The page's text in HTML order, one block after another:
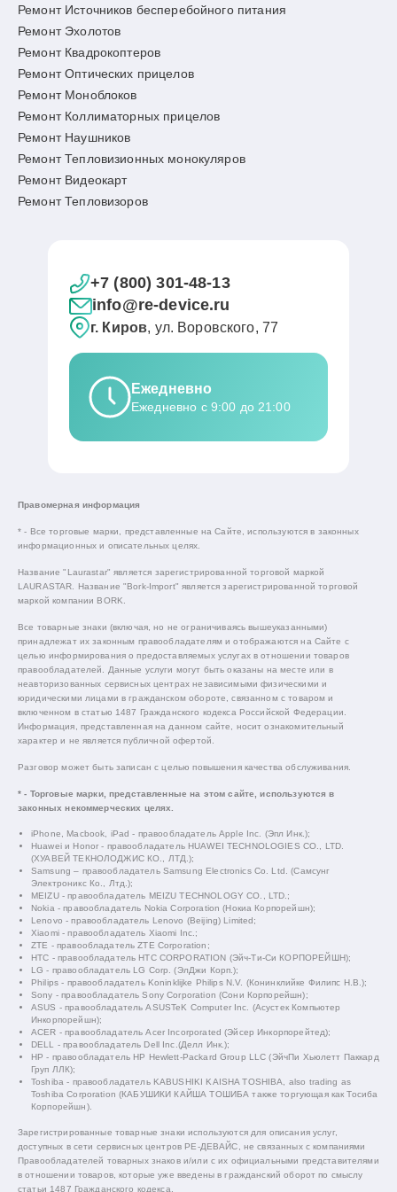
Ремонт Источников бесперебойного питания
Ремонт Эхолотов
Ремонт Квадрокоптеров
Ремонт Оптических прицелов
Ремонт Моноблоков
Ремонт Коллиматорных прицелов
Ремонт Наушников
Ремонт Тепловизионных монокуляров
Ремонт Видеокарт
Ремонт Тепловизоров
+7 (800) 301-48-13
info@re-device.ru
г. Киров, ул. Воровского, 77
Ежедневно
Ежедневно с 9:00 до 21:00
Правомерная информация
* - Все торговые марки, представленные на Сайте, используются в законных
информационных и описательных целях.
Название "Laurastar" является зарегистрированной торговой маркой
LAURASTAR. Название "Bork-Import" является зарегистрированной торговой
маркой компании BORK.
Все товарные знаки (включая, но не ограничиваясь вышеуказанными)
принадлежат их законным правообладателям и отображаются на Сайте с
целью информирования о предоставляемых услугах в отношении товаров
правообладателей. Данные услуги могут быть оказаны на месте или в
неавторизованных сервисных центрах независимыми физическими и
юридическими лицами в гражданском обороте, связанном с товаром и
включенном в статью 1487 Гражданского кодекса Российской Федерации.
Информация, представленная на данном сайте, носит ознакомительный
характер и не является публичной офертой.
Разговор может быть записан с целью повышения качества обслуживания.
* - Торговые марки, представленные на этом сайте, используются в
законных некоммерческих целях.
iPhone, Macbook, iPad - правообладатель Apple Inc. (Эпл Инк.);
Huawei и Honor - правообладатель HUAWEI TECHNOLOGIES CO., LTD.
(ХУАВЕЙ ТЕКНОЛОДЖИС КО., ЛТД.);
Samsung – правообладатель Samsung Electronics Co. Ltd. (Самсунг
Электроникс Ко., Лтд.);
MEIZU - правообладатель MEIZU TECHNOLOGY CO., LTD.;
Nokia - правообладатель Nokia Corporation (Нокиа Корпорейшн);
Lenovo - правообладатель Lenovo (Beijing) Limited;
Xiaomi - правообладатель Xiaomi Inc.;
ZTE - правообладатель ZTE Corporation;
HTC - правообладатель HTC CORPORATION (Эйч-Ти-Си КОРПОРЕЙШН);
LG - правообладатель LG Corp. (ЭлДжи Корп.);
Philips - правообладатель Koninklijke Philips N.V. (Конинклийке Филипс Н.В.);
Sony - правообладатель Sony Corporation (Сони Корпорейшн);
ASUS - правообладатель ASUSTeK Computer Inc. (Асустек Компьютер
Инкорпорейшн);
ACER - правообладатель Acer Incorporated (Эйсер Инкорпорейтед);
DELL - правообладатель Dell Inc.(Делл Инк.);
HP - правообладатель HP Hewlett-Packard Group LLC (ЭйчПи Хьюлетт Паккард
Груп ЛЛК);
Toshiba - правообладатель KABUSHIKI KAISHA TOSHIBA, also trading as
Toshiba Corporation (КАБУШИКИ КАЙША ТОШИБА также торгующая как Тосиба
Корпорейшн).
Зарегистрированные товарные знаки используются для описания услуг,
доступных в сети сервисных центров РЕ-ДЕВАЙС, не связанных с компаниями
Правообладателей товарных знаков и/или с их официальными представителями
в отношении товаров, которые уже введены в гражданский оборот по смыслу
статьи 1487 Гражданского кодекса.